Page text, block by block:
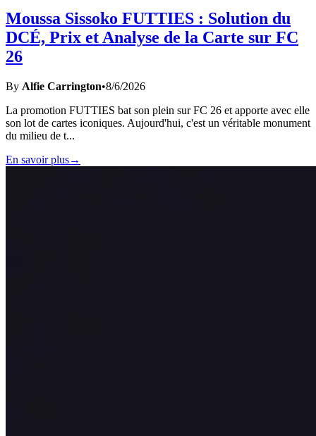
Moussa Sissoko FUTTIES : Solution du
DCÉ, Prix et Analyse de la Carte sur FC
26
By Alfie Carrington•8/6/2026
La promotion FUTTIES bat son plein sur FC 26 et apporte avec elle
son lot de cartes iconiques. Aujourd'hui, c'est un véritable monument
du milieu de t...
En savoir plus→